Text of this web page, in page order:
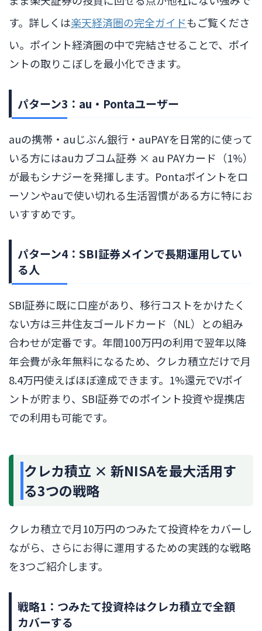
す。詳しくは楽天経済圏の完全ガイドもご覧くださ
い。ポイント経済圏の中で完結させることで、ポイ
ントの取りこぼしを最小化できます。
パターン3：au・Pontaユーザー
auの携帯・auじぶん銀行・auPAYを日常的に使って
いる方にはauカブコム証券 × au PAYカード（1%）
が最もシナジーを発揮します。Pontaポイントをロ
ーソンやauで使い切れる生活習慣がある方に特にお
いすすめです。
パターン4：SBI証券メインで長期運用してい
る人
SBI証券に既に口座があり、移行コストをかけたく
ない方は三井住友ゴールドカード（NL）との組み
合わせが定番です。年間100万円の利用で翌年以降
年会費が永年無料になるため、クレカ積立だけで月
8.4万円使えばほぼ達成できます。1%還元でVポイ
ントが貯まり、SBI証券でのポイント投資や提携店
での利用も可能です。
クレカ積立 × 新NISAを最大活用す
る3つの戦略
クレカ積立で月10万円のつみたて投資枠をカバーし
ながら、さらにお得に運用するための実践的な戦略
を3つご紹介します。
戦略1：つみたて投資枠はクレカ積立で全額
カバーする